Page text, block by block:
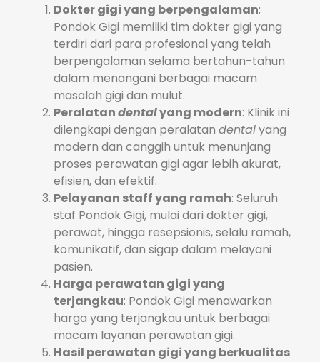
Dokter gigi yang berpengalaman:
Pondok Gigi memiliki tim dokter gigi yang
terdiri dari para profesional yang telah
berpengalaman selama bertahun-tahun
dalam menangani berbagai macam
masalah gigi dan mulut.
Peralatandentalyang modern: Klinik ini
dilengkapi dengan peralatan dentalyang
modern dan canggih untuk menunjang
proses perawatan gigi agar lebih akurat,
efisien, dan efektif.
Pelayanan staff yang ramah: Seluruh
staf Pondok Gigi, mulai dari dokter gigi,
perawat, hingga resepsionis, selalu ramah,
komunikatif, dan sigap dalam melayani
pasien.
Harga perawatan gigi yang
terjangkau: Pondok Gigi menawarkan
harga yang terjangkau untuk berbagai
macam layanan perawatan gigi.
Hasil perawatan gigi yang berkualitas